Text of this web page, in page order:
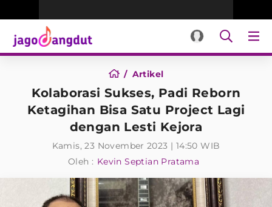
Artikel
Kolaborasi Sukses, Padi Reborn
Ketagihan Bisa Satu Project Lagi
dengan Lesti Kejora
Kamis, 23 November 2023 | 14:50 WIB
Oleh : Kevin Septian Pratama